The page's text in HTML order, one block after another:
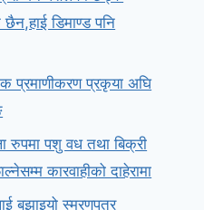
डिमाण्ड पनि
प्रमाणीकरण प्रकृया अघि
रुपमा पशु वध तथा बिक्री
कारवाहीको दाहेरामा
बुझाइयो स्मरणपत्र